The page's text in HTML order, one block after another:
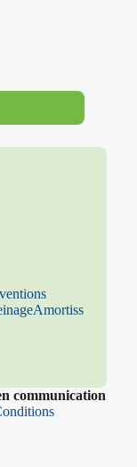
Amortiss
communication